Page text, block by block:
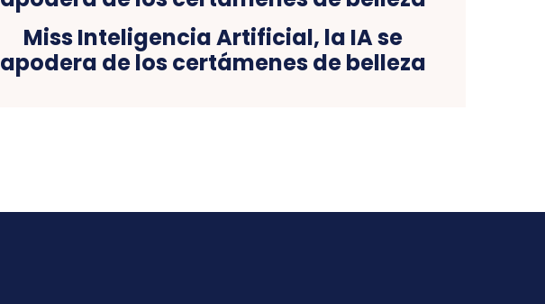
Miss Inteligencia Artificial, la IA se
apodera de los certámenes de belleza